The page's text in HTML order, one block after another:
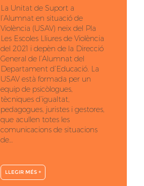
La Unitat de Suport a
l’Alumnat en situació de
Violència (USAV) neix del Pla
Les Escoles Lliures de Violència
del 2021 i depèn de la Direcció
General de l’Alumnat del
Departament d’Educació. La
USAV està formada per un
equip de psicòlogues,
tècniques d’igualtat,
pedagogues, juristes i gestores,
que acullen totes les
comunicacions de situacions
de…
LLEGIR MÉS +